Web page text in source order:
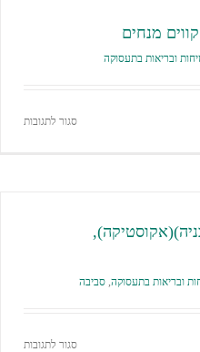
מנחים
ובריאות בתעסוקה
סגור לתגובות
בתעסוקה,סביבה
סגור לתגובות